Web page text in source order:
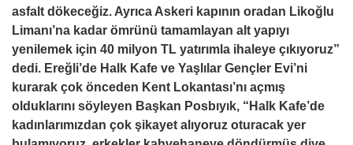
asfalt dökeceğiz. Ayrıca Askeri kapının oradan Likoğlu
Limanı’na kadar ömrünü tamamlayan alt yapıyı
yenilemek için 40 milyon TL yatırımla ihaleye çıkıyoruz”
dedi. Ereğli’de Halk Kafe ve Yaşlılar Gençler Evi’ni
kurarak çok önceden Kent Lokantası’nı açmış
olduklarını söyleyen Başkan Posbıyık, “Halk Kafe’de
kadınlarımızdan çok şikayet alıyoruz oturacak yer